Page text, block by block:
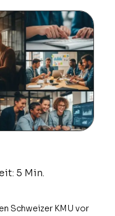
5 Min.
Schweizer KMU vor